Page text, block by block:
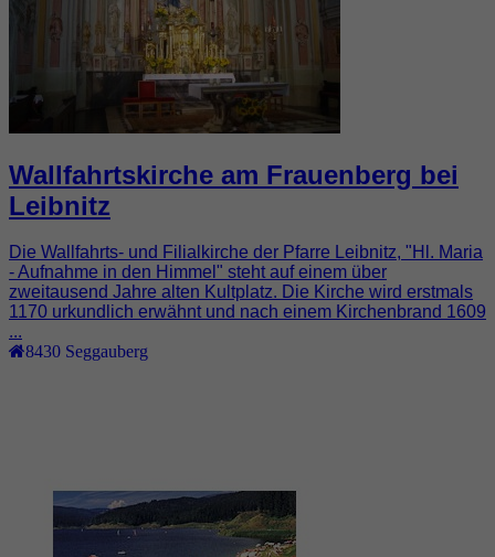
Wallfahrtskirche am Frauenberg bei
Leibnitz
Die Wallfahrts- und Filialkirche der Pfarre Leibnitz, "Hl. Maria
- Aufnahme in den Himmel" steht auf einem über
zweitausend Jahre alten Kultplatz. Die Kirche wird erstmals
1170 urkundlich erwähnt und nach einem Kirchenbrand 1609
...
8430 Seggauberg